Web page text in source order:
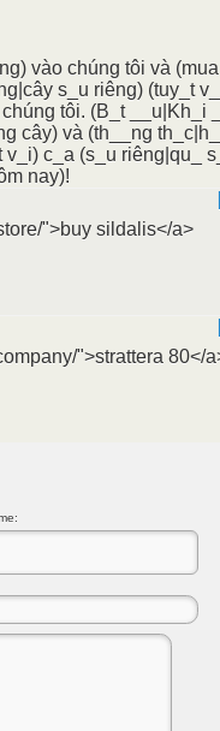
vào chúng tôi và
s_u riêng) (tuy_t
tôi. (B_t __u|Kh_i
cây) và (th__ng
v_i) c_a (s_u riêng|qu_
nay)!
">buy sildalis</a>
">strattera 80</